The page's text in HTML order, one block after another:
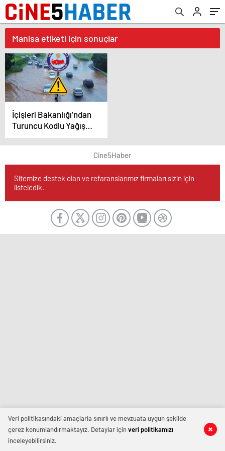
Manisa etiketi için sonuçlar
İçişleri Bakanlığı’ndan
Turuncu Kodlu Yağış
Uyarısı!
Cine5Haber
Sitemize destek olan ve refaranslarımız firmaları sizin için
listeledik.
Veri politikasındaki amaçlarla sınırlı ve mevzuata uygun şekilde
çerez konumlandırmaktayız. Detaylar içinveri politikamızı
inceleyebilirsiniz.